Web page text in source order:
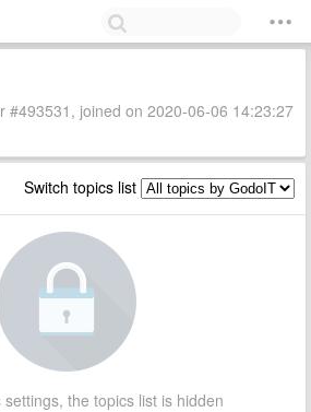
#493531, joined on 2020-06-06 14:23:27
Switch topics list
the topics list is hidden